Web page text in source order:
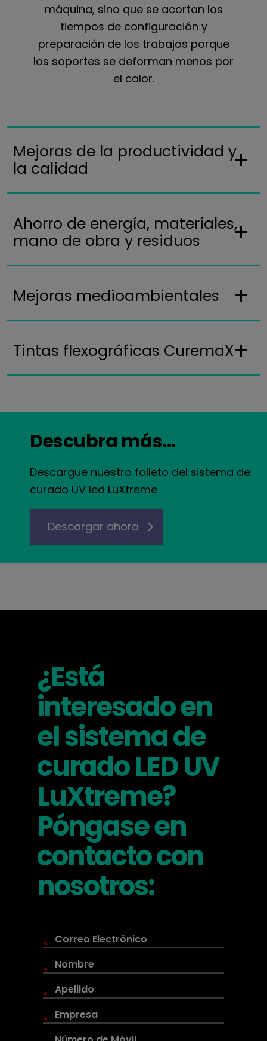
máquina, sino que se acortan los
tiempos de configuración y
preparación de los trabajos porque
los soportes se deforman menos por
el calor.
Mejoras de la productividad y
la calidad
Ahorro de energía, materiales,
mano de obra y residuos
Mejoras medioambientales
Tintas flexográficas CuremaX
Descubra más...
Descargue nuestro folleto del sistema de
curado UV led LuXtreme
Descargar ahora
¿Está
interesado en
el sistema de
curado LED UV
LuXtreme?
Póngase en
contacto con
nosotros:
*
*
*
*